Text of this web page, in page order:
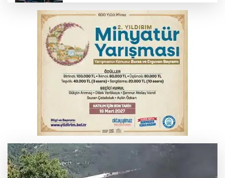
kişi tutuklandı
Büyükşehir Harmancık'ta da yolları
yeniliyor
İnegöl’de yangın paniği! Apartmana
sıçrayan alevler söndürüldü
Fetih coşkusu Keles'e taşındı